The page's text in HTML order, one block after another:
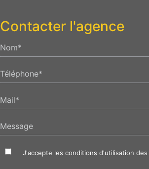
Contacter l'agence
Nom*
Téléphone*
Mail*
Message
J'accepte les conditions d'utilisation des